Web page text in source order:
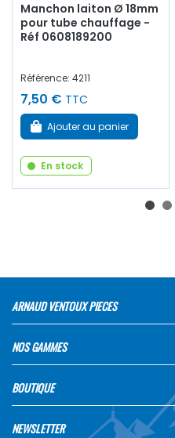
Manchon laiton Ø 18mm
pour tube chauffage -
Réf 0608189200
Référence: 4211
7,50 € TTC
Ajouter au panier
En stock
ARNAUD VENTOUX PIECES
NOS GAMMES
BOUTIQUE
NEWSLETTER